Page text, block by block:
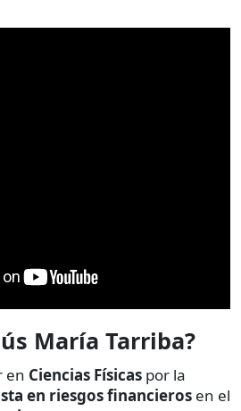
María Tarriba?
en Ciencias Físicas por la
en riesgos financieros en el